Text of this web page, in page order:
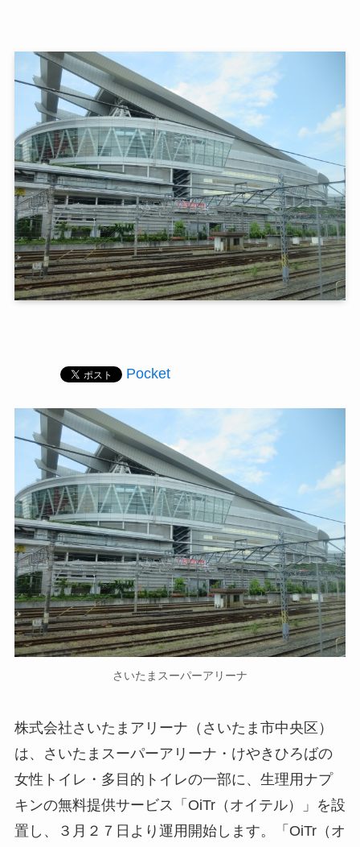
Pocket
さいたまスーパーアリーナ
株式会社さいたまアリーナ（さいたま市中央区）
は、さいたまスーパーアリーナ・けやきひろばの
女性トイレ・多目的トイレの一部に、生理用ナプ
キンの無料提供サービス「OiTr（オイテル）」を設
置し、３月２７日より運用開始します。「OiTr（オ